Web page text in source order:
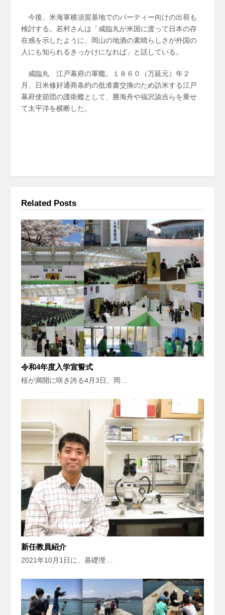
今後、米海軍横須賀基地でのパーティー向けの出荷も
検討する。若村さんは「咸臨丸が米国に渡って日本の存
在感を示したように、岡山の地酒の素晴らしさが外国の
人にも知られるきっかけになれば」と話している。
咸臨丸 江戸幕府の軍艦。１８６０（万延元）年２
月、日米修好通商条約の批准書交換のため訪米する江戸
幕府使節団の護衛艦として、勝海舟や福沢諭吉らを乗せ
て太平洋を横断した。
Related Posts
令和4年度入学宣誓式
桜が満開に咲き誇る4月3日。岡…
新任教員紹介
2021年10月1日に、基礎理…